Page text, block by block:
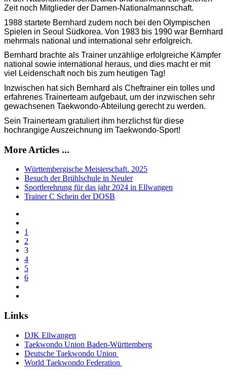
Zeit noch Mitglieder der Damen-Nationalmannschaft.
1988 startete Bernhard zudem noch bei den Olympischen
Spielen in Seoul Südkorea. Von 1983 bis 1990 war Bernhard
mehrmals national und international sehr erfolgreich.
Bernhard brachte als Trainer unzählige erfolgreiche Kämpfer
national sowie international heraus, und dies macht er mit
viel Leidenschaft noch bis zum heutigen Tag!
Inzwischen hat sich Bernhard als Cheftrainer ein tolles und
erfahrenes Trainerteam aufgebaut, um der inzwischen sehr
gewachsenen Taekwondo-Abteilung gerecht zu werden.
Sein Trainerteam gratuliert ihm herzlichst für diese
hochrangige Auszeichnung im Taekwondo-Sport!
More Articles ...
Württembergische Meisterschaft. 2025
Besuch der Brühlschule in Neuler
Sportlerehrung für das jahr 2024 in Ellwangen
Trainer C Schein der DOSB
1
2
3
4
5
6
Links
DJK Ellwangen
Taekwondo Union Baden-Württemberg
Deutsche Taekwondo Union
World Taekwondo Federation